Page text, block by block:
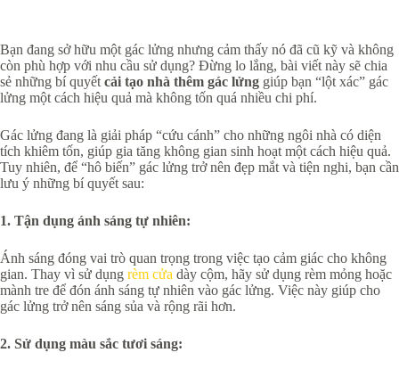
Bạn đang sở hữu một gác lửng nhưng cảm thấy nó đã cũ kỹ và không
còn phù hợp với nhu cầu sử dụng? Đừng lo lắng, bài viết này sẽ chia
sẻ những bí quyết cải tạo nhà thêm gác lửng giúp bạn “lột xác” gác
lửng một cách hiệu quả mà không tốn quá nhiều chi phí.
Gác lửng đang là giải pháp “cứu cánh” cho những ngôi nhà có diện
tích khiêm tốn, giúp gia tăng không gian sinh hoạt một cách hiệu quả.
Tuy nhiên, để “hô biến” gác lửng trở nên đẹp mắt và tiện nghi, bạn cần
lưu ý những bí quyết sau:
1. Tận dụng ánh sáng tự nhiên:
Ánh sáng đóng vai trò quan trọng trong việc tạo cảm giác cho không
gian. Thay vì sử dụng rèm cửa dày cộm, hãy sử dụng rèm mỏng hoặc
mành tre để đón ánh sáng tự nhiên vào gác lửng. Việc này giúp cho
gác lửng trở nên sáng sủa và rộng rãi hơn.
2. Sử dụng màu sắc tươi sáng: